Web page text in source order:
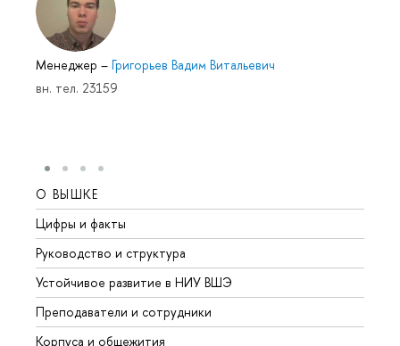
Менеджер – Григорьев Вадим Витальевич
вн. тел. 23159
О ВЫШКЕ
Цифры и факты
Руководство и структура
Устойчивое развитие в НИУ ВШЭ
Преподаватели и сотрудники
Корпуса и общежития